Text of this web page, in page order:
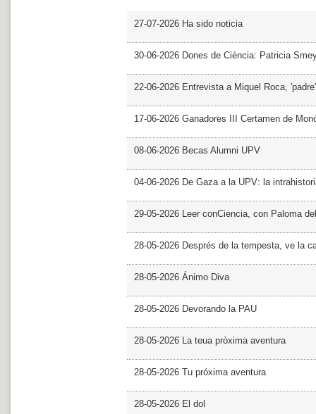
27-07-2026 Ha sido noticia
30-06-2026 Dones de Ciència: Patricia
22-06-2026 Entrevista a Miquel Roca,
17-06-2026 Ganadores III Certamen de
08-06-2026 Becas Alumni UPV
04-06-2026 De Gaza a la UPV: la
29-05-2026 Leer conCiencia, con Paloma
28-05-2026 Després de la tempesta, ve la
28-05-2026 Ánimo Diva
28-05-2026 Devorando la PAU
28-05-2026 La teua pròxima aventura
28-05-2026 Tu próxima aventura
28-05-2026 El dol